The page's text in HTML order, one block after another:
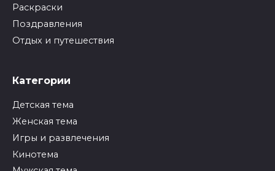
Раскраски
Поздравления
Отдых и путешествия
Категории
Детская тема
Женская тема
Игры и развлечения
Кинотема